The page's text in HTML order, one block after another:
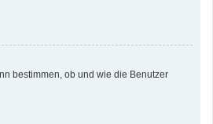
bestimmen, ob und wie die Benutzer